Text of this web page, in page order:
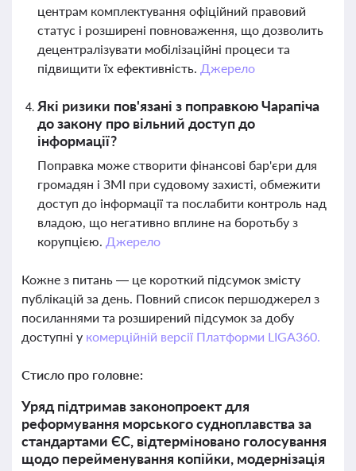
центрам комплектування офіційний правовий
статус і розширені повноваження, що дозволить
децентралізувати мобілізаційні процеси та
підвищити їх ефективність. Джерело
Які ризики пов'язані з поправкою Чарапіча
до закону про вільний доступ до
інформації?
Поправка може створити фінансові бар'єри для
громадян і ЗМІ при судовому захисті, обмежити
доступ до інформації та послабити контроль над
владою, що негативно вплине на боротьбу з
корупцією. Джерело
Кожне з питань — це короткий підсумок змісту
публікацій за день. Повний список першоджерел з
посиланнями та розширений підсумок за добу
доступні у комерційній версії Платформи LIGA360.
Стисло про головне:
Уряд підтримав законопроект для
реформування морського судноплавства за
стандартами ЄС, відтерміновано голосування
щодо перейменування копійки, модернізація